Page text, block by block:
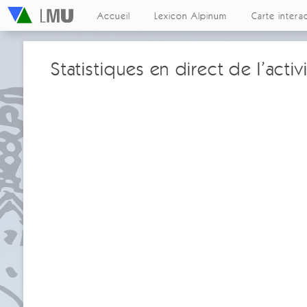
Accueil Lexicon Alpinum Carte
Statistiques en direct de